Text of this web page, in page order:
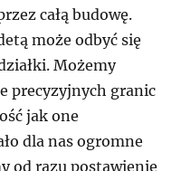
całą budowę.
może odbyć się
Możemy
precyzyjnych granic
jak one
dla nas ogromne
od razu postawienie